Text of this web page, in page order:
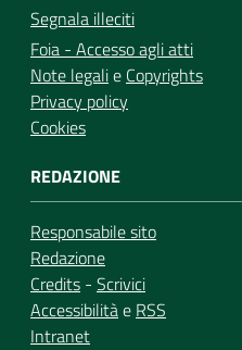
Segnala illeciti
Foia - Accesso agli atti
Note legalie Copyrights
Privacy policy
Cookies
REDAZIONE
Responsabile sito
Redazione
Credits - Scrivici
Accessibilitàe RSS
Intranet